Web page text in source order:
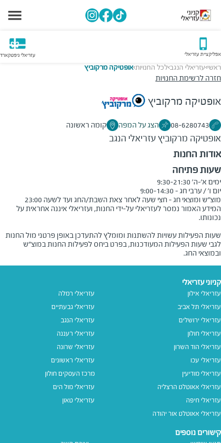
אפליקציית עזריאלי עזריאלי גיפטקארד
ראשי>עזריאלי הנגב>לכל החנויות>אופטיקה מרקוביץ
חזרה לרשימת החנויות
אופטיקה מרקוביץ
08-6280743 הצג על המפה קומה ראשונה
אופטיקה מרקוביץעזריאלי הנגב
אודות החנות
שעות פתיחה
מוצ"ש ומוצאי חג - חצי שעה לאחר צאת השבת/החג ועד לשעה 23:00
המידע האמור נמסר לעזריאלי על-ידי החנות, ועזריאלי איננה אחראית על
שעות הפעילות עשויות להשתנות ומומלץ להתעדכן באופן פרטני מול החנות
לגבי שעות הפעילות המעודכנות, בפרט ביחס לפעילות החנות במוצ"ש
ובמוצאי החג.
קניוני עזריאלי
עזריאלי אילון
עזריאלי תל אביב
עזריאלי ירושלים
עזריאלי חולון
עזריאלי הוד השרון
עזריאלי עכו
עזריאלי מודיעין
עזריאלי אאוטלט הרצליה
עזריאלי חיפה
עזריאלי אאוטלט אור יהודה
עזריאלי רמלה
עזריאלי גבעתיים
עזריאלי הנגב
עזריאלי רעננה
עזריאלי שרונה
עזריאלי ראשונים
מרכז העסקים חולון
עזריאלי מול הים
עזריאלי טאון
קישורים נוספים